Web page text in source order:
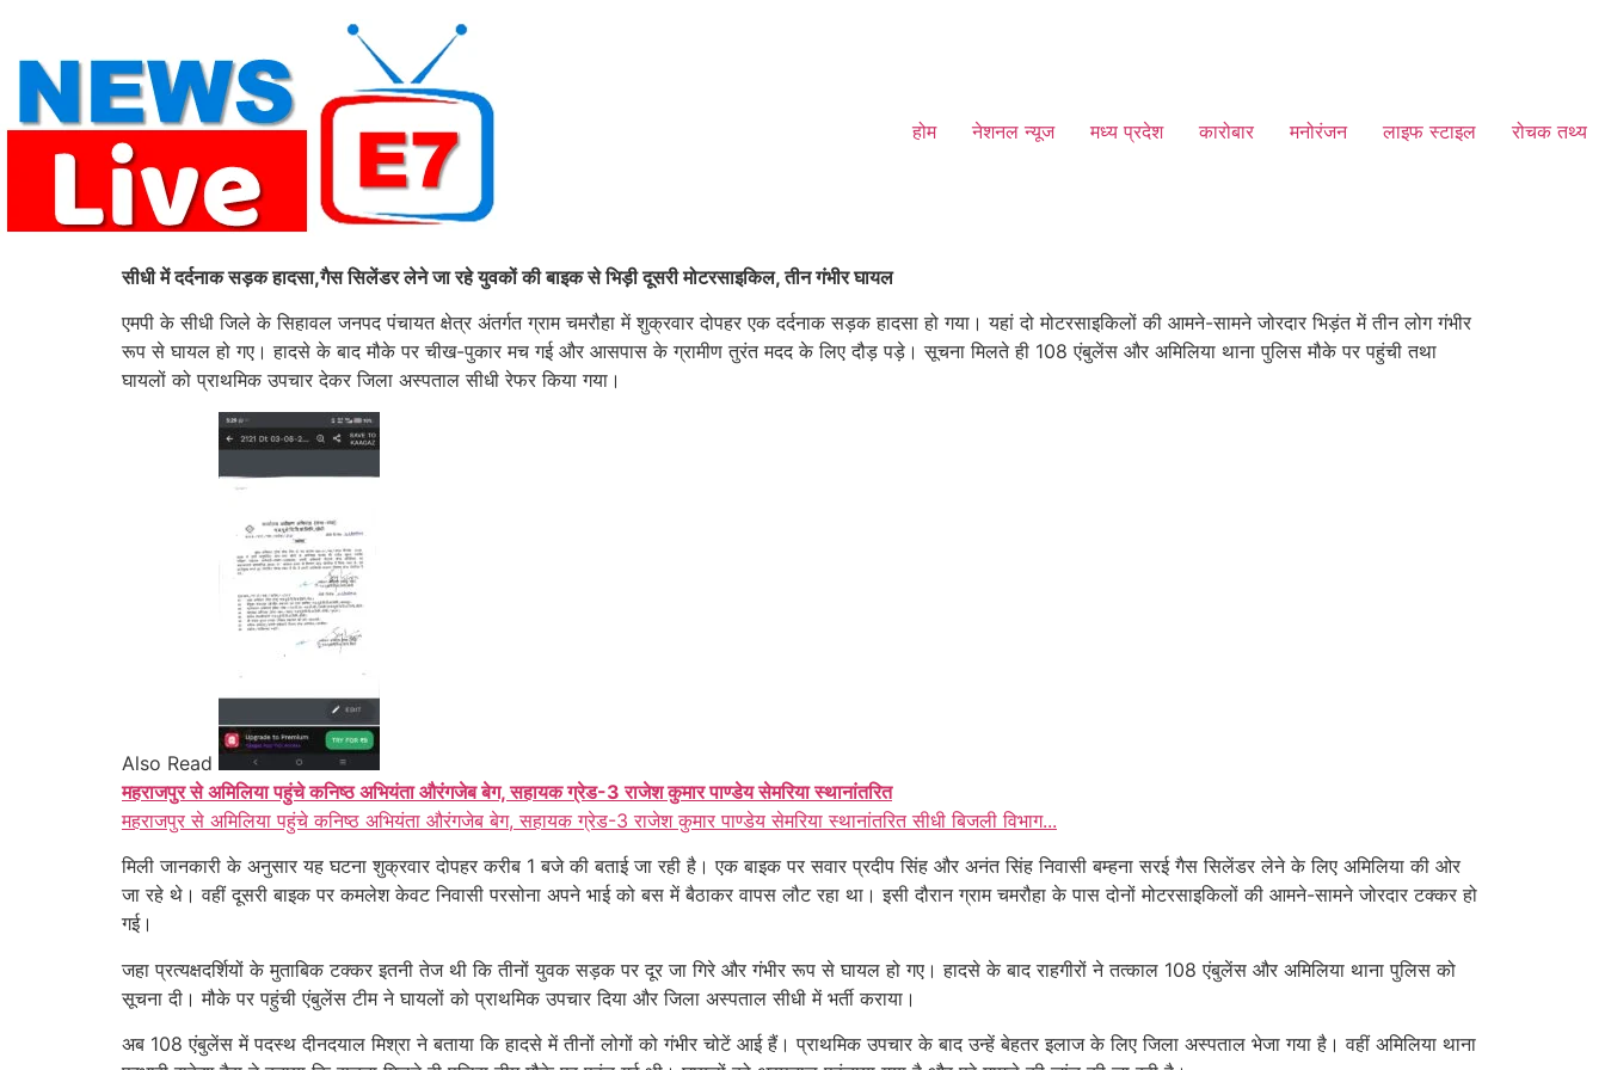
content
होम नेशनल न्यूज मध्य प्रदेश कारोबार मनोरंजन लाइफ स्टाइल रोचक तथ्य
सीधी में दर्दनाक सड़क हादसा,गैस सिलेंडर लेने जा रहे युवकों की बाइक से भिड़ी दूसरी मोटरसाइकिल, तीन गंभीर घायल
एमपी के सीधी जिले के सिहावल जनपद पंचायत क्षेत्र अंतर्गत ग्राम चमरौहा में शुक्रवार दोपहर एक दर्दनाक सड़क हादसा हो गया। यहां दो मोटरसाइकिलों की आमने-सामने जोरदार भिड़ंत में तीन लोग गंभीर
रूप से घायल हो गए। हादसे के बाद मौके पर चीख-पुकार मच गई और आसपास के ग्रामीण तुरंत मदद के लिए दौड़ पड़े। सूचना मिलते ही 108 एंबुलेंस और अमिलिया थाना पुलिस मौके पर पहुंची तथा
घायलों को प्राथमिक उपचार देकर जिला अस्पताल सीधी रेफर किया गया।
Also Read
महराजपुर से अमिलिया पहुंचे कनिष्ठ अभियंता औरंगजेब बेग, सहायक ग्रेड-3 राजेश कुमार पाण्डेय सेमरिया स्थानांतरित
महराजपुर से अमिलिया पहुंचे कनिष्ठ अभियंता औरंगजेब बेग, सहायक ग्रेड-3 राजेश कुमार पाण्डेय सेमरिया स्थानांतरित सीधी बिजली विभाग...
मिली जानकारी के अनुसार यह घटना शुक्रवार दोपहर करीब 1 बजे की बताई जा रही है। एक बाइक पर सवार प्रदीप सिंह और अनंत सिंह निवासी बम्हना सरई गैस सिलेंडर लेने के लिए अमिलिया की ओर
जा रहे थे। वहीं दूसरी बाइक पर कमलेश केवट निवासी परसोना अपने भाई को बस में बैठाकर वापस लौट रहा था। इसी दौरान ग्राम चमरौहा के पास दोनों मोटरसाइकिलों की आमने-सामने जोरदार टक्कर हो
गई।
जहा प्रत्यक्षदर्शियों के मुताबिक टक्कर इतनी तेज थी कि तीनों युवक सड़क पर दूर जा गिरे और गंभीर रूप से घायल हो गए। हादसे के बाद राहगीरों ने तत्काल 108 एंबुलेंस और अमिलिया थाना पुलिस को
सूचना दी। मौके पर पहुंची एंबुलेंस टीम ने घायलों को प्राथमिक उपचार दिया और जिला अस्पताल सीधी में भर्ती कराया।
अब 108 एंबुलेंस में पदस्थ दीनदयाल मिश्रा ने बताया कि हादसे में तीनों लोगों को गंभीर चोटें आई हैं। प्राथमिक उपचार के बाद उन्हें बेहतर इलाज के लिए जिला अस्पताल भेजा गया है। वहीं अमिलिया थाना